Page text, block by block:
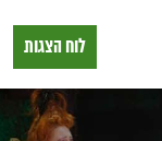
לוח הצגות